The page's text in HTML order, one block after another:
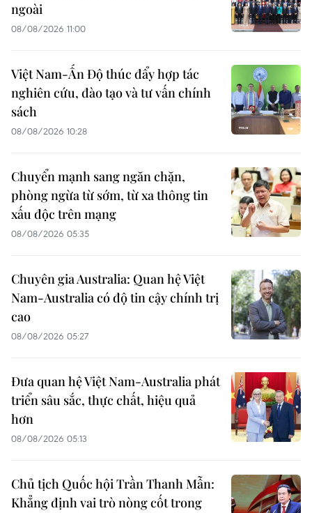
ngoài
08/08/2026 11:00
Việt Nam-Ấn Độ thúc đẩy hợp tác
nghiên cứu, đào tạo và tư vấn chính
sách
08/08/2026 10:28
Chuyển mạnh sang ngăn chặn,
phòng ngừa từ sớm, từ xa thông tin
xấu độc trên mạng
08/08/2026 05:35
Chuyên gia Australia: Quan hệ Việt
Nam-Australia có độ tin cậy chính trị
cao
08/08/2026 05:27
Đưa quan hệ Việt Nam-Australia phát
triển sâu sắc, thực chất, hiệu quả
hơn
08/08/2026 05:13
Chủ tịch Quốc hội Trần Thanh Mẫn:
Khẳng định vai trò nòng cốt trong